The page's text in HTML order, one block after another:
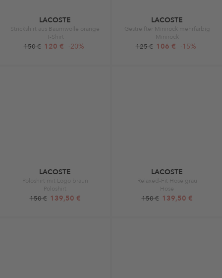
LACOSTE
Strickshirt aus Baumwolle orange
T-Shirt
150 € 120 € -20%
LACOSTE
Gestreifter Minirock mehrfarbig
Minirock
125 € 106 € -15%
LACOSTE
Poloshirt mit Logo braun
Poloshirt
150 € 139,50 €
LACOSTE
Relaxed-Fit Hose grau
Hose
150 € 139,50 €